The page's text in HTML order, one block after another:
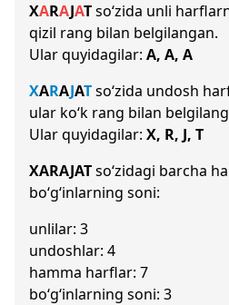
XARAJATso‘zida unli
qizil rang bilan belgilangan.
Ular quyidagilar: A, A, A
XARAJATso‘zida undosh
ular ko‘k rang bilan
Ular quyidagilar: X, R, J, T
XARAJATso‘zidagi barcha
bo‘g‘inlarning soni:
unlilar: 3
undoshlar: 4
hamma harflar: 7
bo‘g‘inlarning soni: 3